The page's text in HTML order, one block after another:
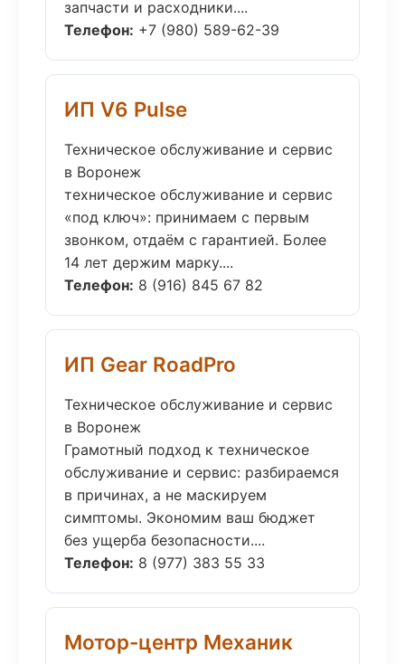
запчасти и расходники....
Телефон: +7 (980) 589-62-39
ИП V6 Pulse
Техническое обслуживание и сервис
в Воронеж
техническое обслуживание и сервис
«под ключ»: принимаем с первым
звонком, отдаём с гарантией. Более
14 лет держим марку....
Телефон: 8 (916) 845 67 82
ИП Gear RoadPro
Техническое обслуживание и сервис
в Воронеж
Грамотный подход к техническое
обслуживание и сервис: разбираемся
в причинах, а не маскируем
симптомы. Экономим ваш бюджет
без ущерба безопасности....
Телефон: 8 (977) 383 55 33
Мотор-центр Механик